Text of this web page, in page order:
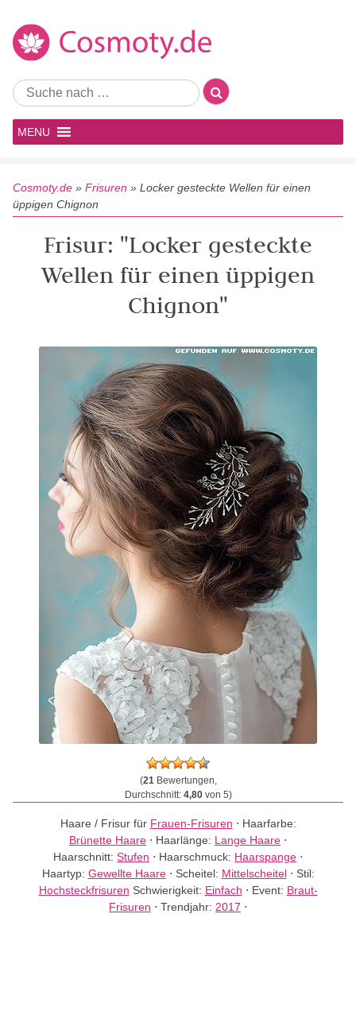
MENU
Cosmoty.de » Frisuren » Locker gesteckte Wellen für einen
üppigen Chignon
Frisur: "Locker gesteckte
Wellen für einen üppigen
Chignon"
(21Bewertungen,
Durchschnitt: 4,80von 5)
Haare / Frisur für Frauen-Frisuren ⋅ Haarfarbe:
Brünette Haare ⋅ Haarlänge: Lange Haare ⋅
Haarschnitt: Stufen ⋅ Haarschmuck: Haarspange ⋅
Haartyp: Gewellte Haare⋅ Scheitel: Mittelscheitel⋅ Stil:
Hochsteckfrisuren Schwierigkeit: Einfach ⋅ Event: Braut-
Frisuren ⋅ Trendjahr: 2017 ⋅